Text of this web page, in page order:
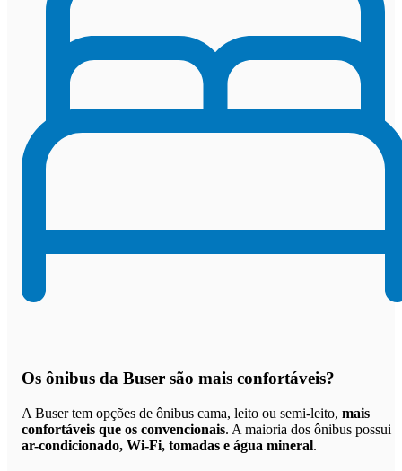
Os ônibus da Buser são mais confortáveis?
A Buser tem opções de ônibus cama, leito ou semi-leito, mais
confortáveis que os convencionais. A maioria dos ônibus possui
ar-condicionado, Wi-Fi, tomadas e água mineral.